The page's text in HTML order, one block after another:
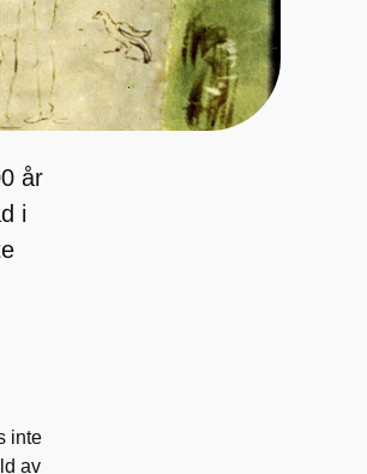
år
i
inte
av